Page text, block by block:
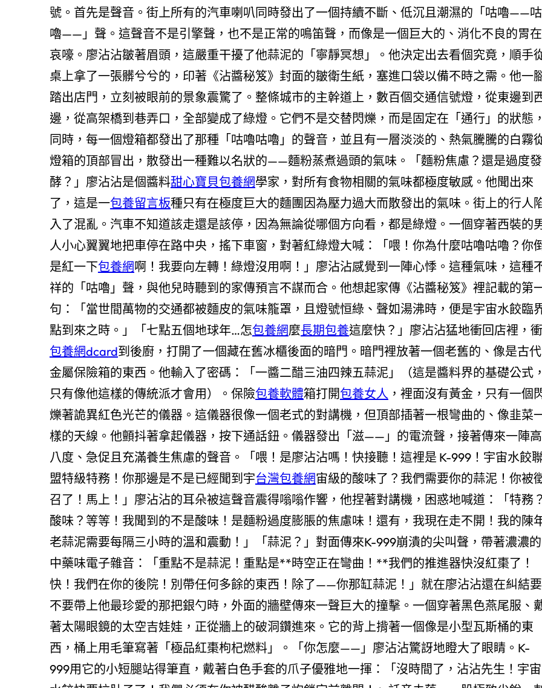
號。首先是聲音。街上所有的汽車喇叭同時發出了一個持續不斷、低沉且潮濕的「咕嚕——咕
嚕——」聲。這聲音不是引擎聲，也不是正常的鳴笛聲，而像是一個巨大的、消化不良的胃在
哀嚎。廖沾沾皺著眉頭，這嚴重干擾了他蒜泥的「寧靜冥想」。他決定出去看個究竟，順手
桌上拿了一張髒兮兮的，印著《沾醬秘笈》封面的皺衛生紙，塞進口袋以備不時之需。他一
踏出店門，立刻被眼前的景象震驚了。整條城市的主幹道上，數百個交通信號燈，從東邊到
邊，從高架橋到巷弄口，全部變成了綠燈。它們不是交替閃爍，而是固定在「通行」的狀態，
同時，每一個燈箱都發出了那種「咕嚕咕嚕」的聲音，並且有一層淡淡的、熱氣騰騰的白霧
燈箱的頂部冒出，散發出一種難以名狀的——麵粉蒸煮過頭的氣味。「麵粉焦慮？還是過度發
酵？」廖沾沾是個醬料甜心寶貝包養網學家，對所有食物相關的氣味都極度敏感。他聞出來
了，這是一包養留言板種只有在極度巨大的麵團因為壓力過大而散發出的氣味。街上的行人
入了混亂。汽車不知道該走還是該停，因為無論從哪個方向看，都是綠燈。一個穿著西裝的
人小心翼翼地把車停在路中央，搖下車窗，對著紅綠燈大喊：「喂！你為什麼咕嚕咕嚕？你
是紅一下包養網啊！我要向左轉！綠燈沒用啊！」廖沾沾感覺到一陣心悸。這種氣味，這種
祥的「咕嚕」聲，與他兒時聽到的家傳預言不謀而合。他想起家傳《沾醬秘笈》裡記載的第
句：「當世間萬物的交通都被麵皮的氣味籠罩，且燈號恒綠、聲如湯沸時，便是宇宙水餃臨
點到來之時。」「七點五個地球年…怎包養網麼長期包養這麼快？」廖沾沾猛地衝回店裡，衝
包養網dcard到後廚，打開了一個藏在舊冰櫃後面的暗門。暗門裡放著一個老舊的、像是古代
金屬保險箱的東西。他輸入了密碼：「一醬二醋三油四辣五蒜泥」（這是醬料界的基礎公式，
只有像他這樣的傳統派才會用）。保險包養軟體箱打開包養女人 ，裡面沒有黃金，只有一個
爍著詭異紅色光芒的儀器。這儀器很像一個老式的對講機，但頂部插著一根彎曲的、像韭菜
樣的天線。他顫抖著拿起儀器，按下通話鈕。儀器發出「滋——」的電流聲，接著傳來一陣高
八度、急促且充滿養生焦慮的聲音。「喂！是廖沾沾嗎！快接聽！這裡是 K-999！宇宙水餃
盟特級特務！你那邊是不是已經聞到宇台灣包養網宙級的酸味了？我們需要你的蒜泥！你被
召了！馬上！」廖沾沾的耳朵被這聲音震得嗡嗡作響，他捏著對講機，困惑地喊道：「特務？
酸味？等等！我聞到的不是酸味！是麵粉過度膨脹的焦慮味！還有，我現在走不開！我的陳
老蒜泥需要每隔三小時的溫和震動！」「蒜泥？」對面傳來K-999崩潰的尖叫聲，帶著濃濃的
中藥味電子雜音：「重點不是蒜泥！重點是**時空正在彎曲！**我們的推進器快沒紅棗了！
快！我們在你的後院！別帶任何多餘的東西！除了——你那缸蒜泥！」就在廖沾沾還在糾結要
不要帶上他最珍愛的那把銀勺時，外面的牆壁傳來一聲巨大的撞擊。一個穿著黑色燕尾服、
著太陽眼鏡的太空吉娃娃，正從牆上的破洞鑽進來。它的背上揹著一個像是小型瓦斯桶的東
西，桶上用毛筆寫著「極品紅棗枸杞燃料」。「你怎麼——」廖沾沾驚訝地瞪大了眼睛。K-
999用它的小短腿站得筆直，戴著白色手套的爪子優雅地一揮：「沒時間了，沾沾先生！宇宙